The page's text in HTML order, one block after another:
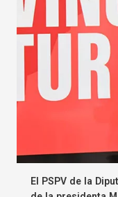
El PSPV de la